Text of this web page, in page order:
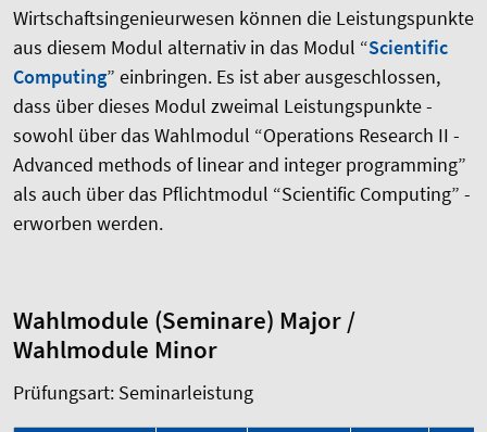
Wirtschaftsingenieurwesen können die Leistungspunkte
aus diesem Modul alternativ in das Modul “Scientific
Computing” einbringen. Es ist aber ausgeschlossen,
dass über dieses Modul zweimal Leistungspunkte -
sowohl über das Wahlmodul “Operations Research II -
Advanced methods of linear and integer programming”
als auch über das Pflichtmodul “Scientific Computing” -
erworben werden.
Wahlmodule (Seminare) Major /
Wahlmodule Minor
Prüfungsart: Seminarleistung